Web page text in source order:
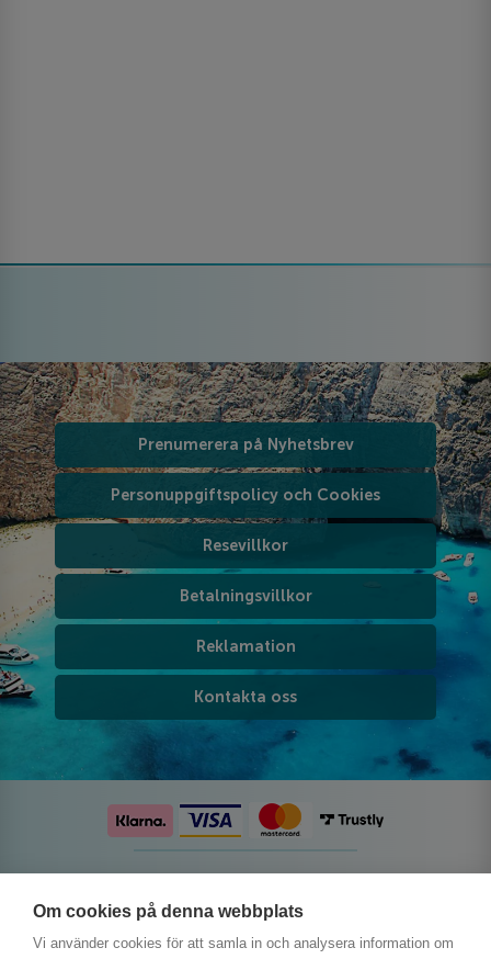
Om cookies på denna webbplats
Vi använder cookies för att samla in och analysera information om
Prenumerera på Nyhetsbrev
Personuppgiftspolicy och Cookies
Resevillkor
Betalningsvillkor
Reklamation
Kontakta oss